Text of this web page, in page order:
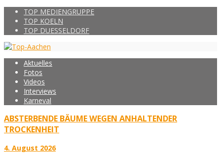
TOP MEDIENGRUPPE
TOP KOELN
TOP DUESSELDORF
Aktuelles
Fotos
Videos
Interviews
Karneval
ABSTERBENDE BÄUME WEGEN ANHALTENDER
TROCKENHEIT
4. August 2026